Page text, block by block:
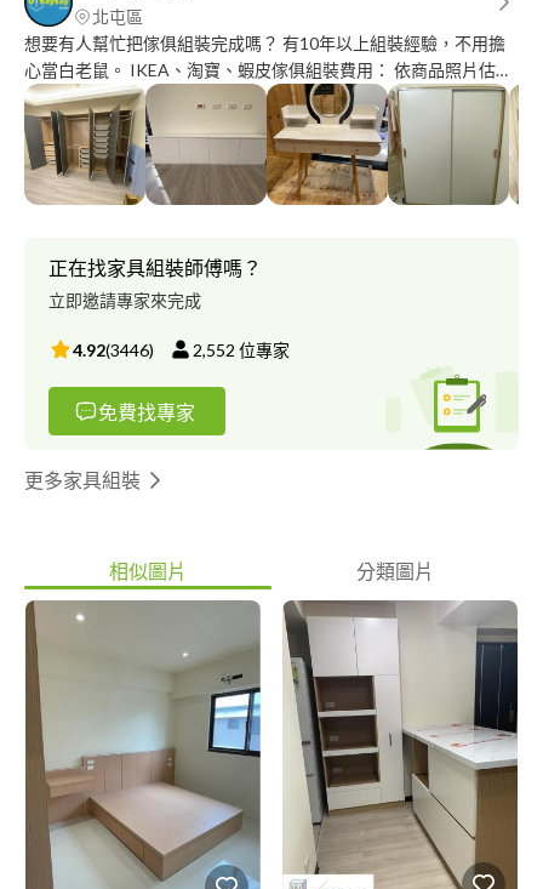
北屯區
想要有人幫忙把傢俱組裝完成嗎？ 有10年以上組裝經驗，不用擔
心當白老鼠。 IKEA、淘寶、蝦皮傢俱組裝費用： 依商品照片估
價。 (最低組裝費用500元起) IKEA二手傢俱拆裝服務也有！ 上牆
鑽洞費用50/每洞。 無提供紙箱回收。 台中市區無需車馬費，其餘
地區可談。
正在找家具組裝師傅嗎？
立即邀請專家來完成
4.92(3446) 2,552 位專家
免費找專家
更多家具組裝
相似圖片 分類圖片